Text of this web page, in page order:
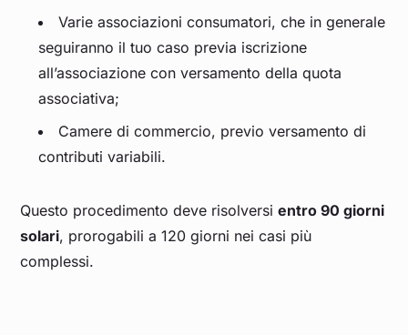
Varie associazioni consumatori, che in generale
seguiranno il tuo caso previa iscrizione
all’associazione con versamento della quota
associativa;
Camere di commercio, previo versamento di
contributi variabili.
Questo procedimento deve risolversientro 90 giorni
solari, prorogabili a 120 giorni nei casi più
complessi.